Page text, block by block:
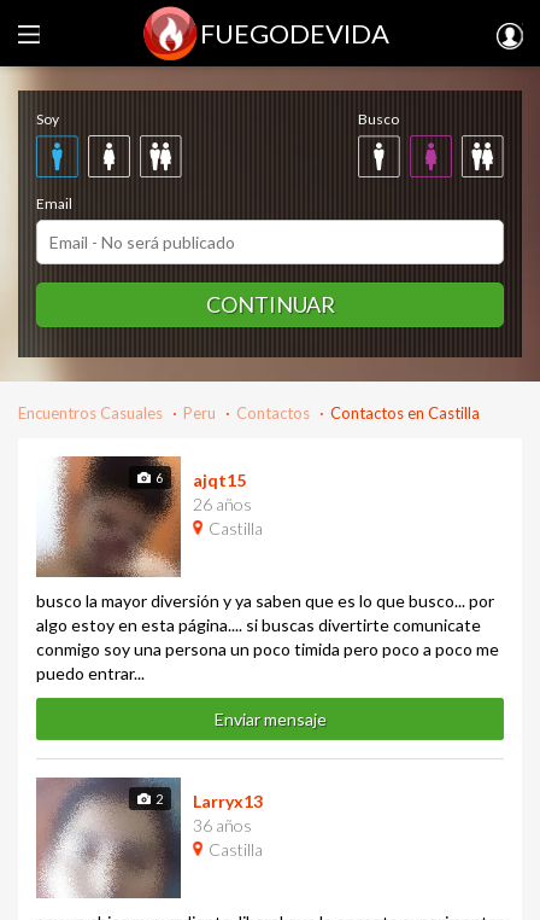
FUEGODEVIDA
Regístrate gratis
Soy Busco
Email
CONTINUAR
Encuentros Casuales Peru Contactos Contactos en Castilla
6
ajqt15
26 años
Castilla
busco la mayor diversión y ya saben que es lo que busco... por
algo estoy en esta página.... si buscas divertirte comunicate
conmigo soy una persona un poco timida pero poco a poco me
puedo entrar...
Enviar mensaje
2
Larryx13
36 años
Castilla